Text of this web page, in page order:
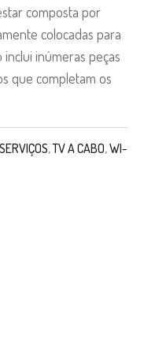
composta por
colocadas para
inúmeras peças
que completam os
SERVIÇOS,TV A CABO,WI-